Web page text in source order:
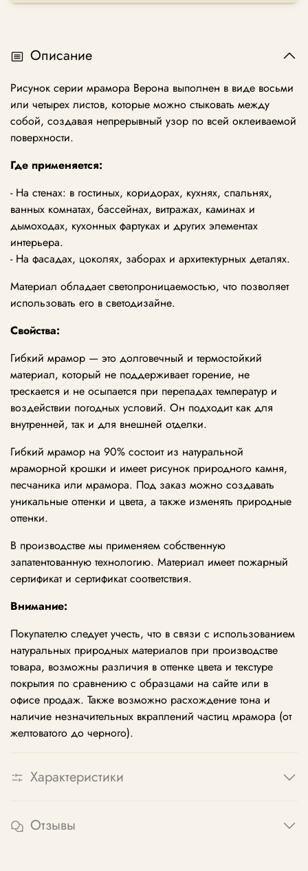
Описание
Рисунок серии мрамора Верона выполнен в виде восьми
или четырех листов, которые можно стыковать между
собой, создавая непрерывный узор по всей оклеиваемой
поверхности.
Где применяется:
- На стенах: в гостиных, коридорах, кухнях, спальнях,
ванных комнатах, бассейнах, витражах, каминах и
дымоходах, кухонных фартуках и других элементах
интерьера.
- На фасадах, цоколях, заборах и архитектурных деталях.
Материал обладает светопроницаемостью, что позволяет
использовать его в светодизайне.
Свойства:
Гибкий мрамор — это долговечный и термостойкий
материал, который не поддерживает горение, не
трескается и не осыпается при перепадах температур и
воздействии погодных условий. Он подходит как для
внутренней, так и для внешней отделки.
Гибкий мрамор на 90% состоит из натуральной
мраморной крошки и имеет рисунок природного камня,
песчаника или мрамора. Под заказ можно создавать
уникальные оттенки и цвета, а также изменять природные
оттенки.
В производстве мы применяем собственную
запатентованную технологию. Материал имеет пожарный
сертификат и сертификат соответствия.
Внимание:
Покупателю следует учесть, что в связи с использованием
натуральных природных материалов при производстве
товара, возможны различия в оттенке цвета и текстуре
покрытия по сравнению с образцами на сайте или в
офисе продаж. Также возможно расхождение тона и
наличие незначительных вкраплений частиц мрамора (от
желтоватого до черного).
Характеристики
Отзывы